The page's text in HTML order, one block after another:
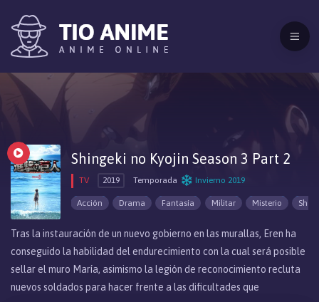
Shingeki no Kyojin Season 3 Part 2
TV 2019 Temporada Invierno 2019
Acción Drama Fantasía Militar Misterio
Tras la instauración de un nuevo gobierno en las murallas, Eren ha
conseguido la habilidad del endurecimiento con la cual será posible
sellar el muro María, asimismo la legión de reconocimiento recluta
nuevos soldados para hacer frente a las dificultades que